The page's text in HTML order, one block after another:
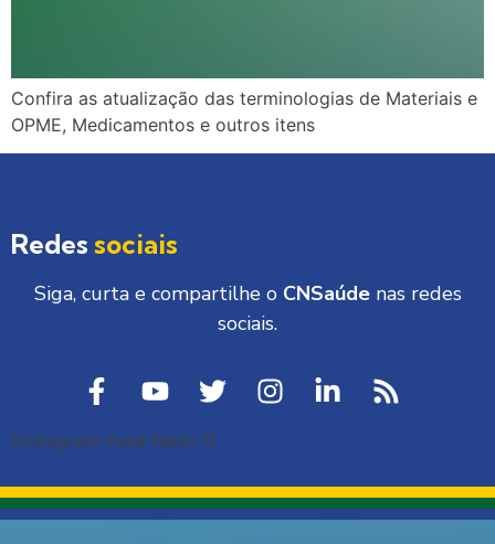
Confira as atualização das terminologias de Materiais e
OPME, Medicamentos e outros itens
Redes sociais
Siga, curta e compartilhe o CNSaúdenas redes
sociais.
[instagram-feed feed=1]